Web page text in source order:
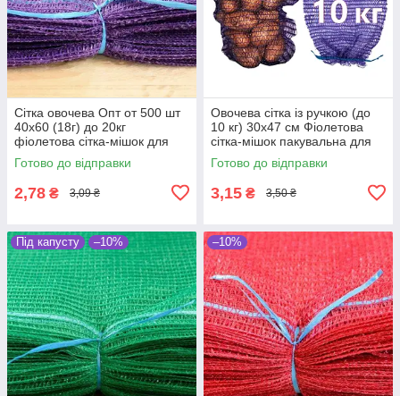
Сітка овочева Опт от 500 шт
40х60 (18г) до 20кг
фіолетова сітка-мішок для
овочів
Готово до відправки
2,78 ₴ 3,09 ₴
Овочева сітка із ручкою (до
10 кг) 30х47 см Фіолетова
сітка-мішок пакувальна для
овочів, мішки овочеві
Готово до відправки
3,15 ₴ 3,50 ₴
Під капусту –10% –10%